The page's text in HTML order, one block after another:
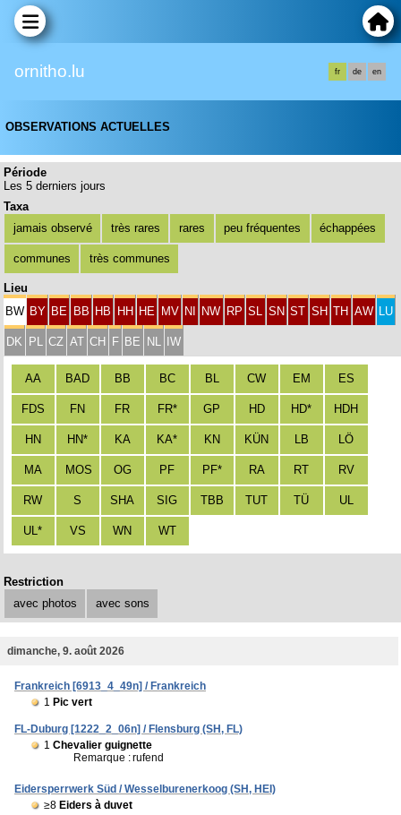
ornitho.lu fr de en
OBSERVATIONS ACTUELLES
Période
Les 5 derniers jours
Taxa
jamais observé
très rares rares peu fréquentes échappées
communes très communes
Lieu
BW BY BE BB HB HH HE MV NI NW RP SL SN ST SH TH AW LU
DK PL CZ AT CH F BE NL IW
AA BAD BB BC BL CW EM ES
FDS FN FR FR* GP HD HD* HDH
HN HN* KA KA* KN KÜN LB LÖ
MA MOS OG PF PF* RA RT RV
RW S SHA SIG TBB TUT TÜ UL
UL* VS WN WT
Restriction
avec photos
avec sons
dimanche, 9. août 2026
Frankreich [6913_4_49n] / Frankreich
1 Pic vert
FL-Duburg [1222_2_06n] / Flensburg (SH, FL)
1 Chevalier guignette
Remarque :rufend
Eidersperrwerk Süd / Wesselburenerkoog (SH, HEI)
≥8 Eiders à duvet